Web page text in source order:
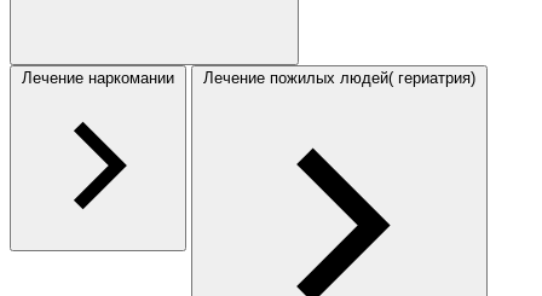
Лечение наркомании Лечение пожилых людей( гериатрия)